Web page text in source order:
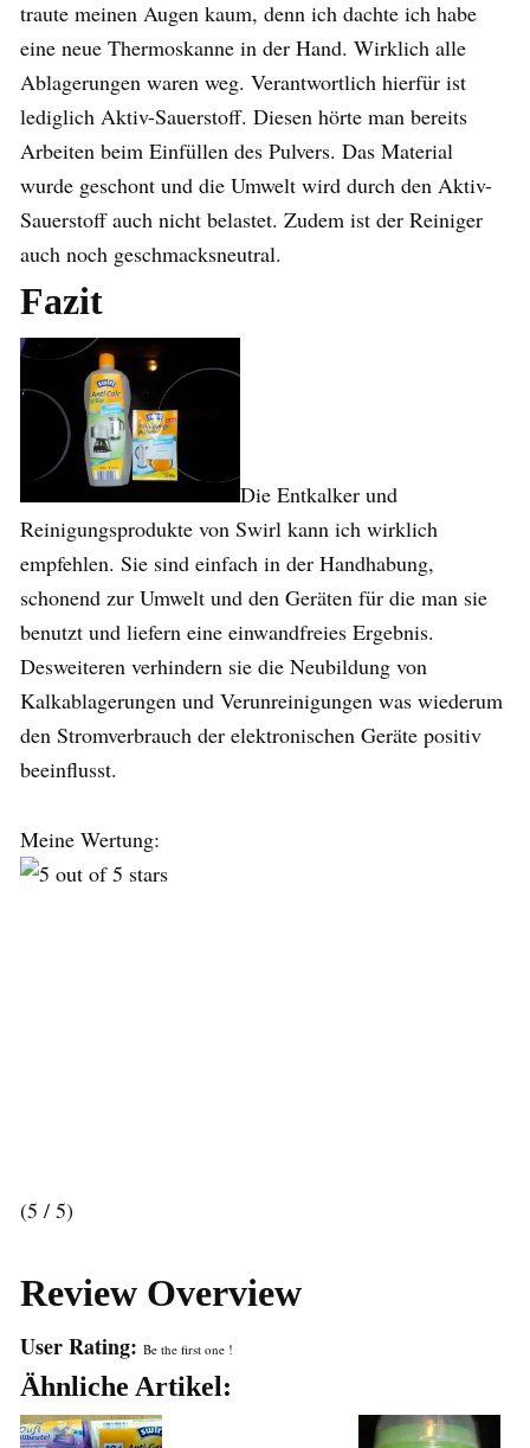
traute meinen Augen kaum, denn ich dachte ich habe
eine neue Thermoskanne in der Hand. Wirklich alle
Ablagerungen waren weg. Verantwortlich hierfür ist
lediglich Aktiv-Sauerstoff. Diesen hörte man bereits
Arbeiten beim Einfüllen des Pulvers. Das Material
wurde geschont und die Umwelt wird durch den Aktiv-
Sauerstoff auch nicht belastet. Zudem ist der Reiniger
auch noch geschmacksneutral.
Fazit
Die Entkalker und
Reinigungsprodukte von Swirl kann ich wirklich
empfehlen. Sie sind einfach in der Handhabung,
schonend zur Umwelt und den Geräten für die man sie
benutzt und liefern eine einwandfreies Ergebnis.
Desweiteren verhindern sie die Neubildung von
Kalkablagerungen und Verunreinigungen was wiederum
den Stromverbrauch der elektronischen Geräte positiv
beeinflusst.
Meine Wertung:
(5 / 5)
Review Overview
User Rating: Be the first one !
Ähnliche Artikel: